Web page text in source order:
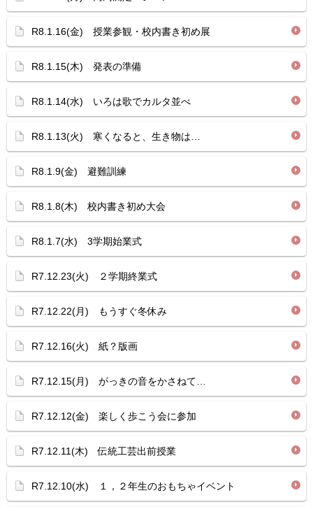
R8.1.16(金) 授業参観・校内書き初め展
R8.1.15(木) 発表の準備
R8.1.14(水) いろは歌でカルタ並べ
R8.1.13(火) 寒くなると、生き物は…
R8.1.9(金) 避難訓練
R8.1.8(木) 校内書き初め大会
R8.1.7(水) 3学期始業式
R7.12.23(火) ２学期終業式
R7.12.22(月) もうすぐ冬休み
R7.12.16(火) 紙？版画
R7.12.15(月) がっきの音をかさねて…
R7.12.12(金) 楽しく歩こう会に参加
R7.12.11(木) 伝統工芸出前授業
R7.12.10(水) １，２年生のおもちゃイベント